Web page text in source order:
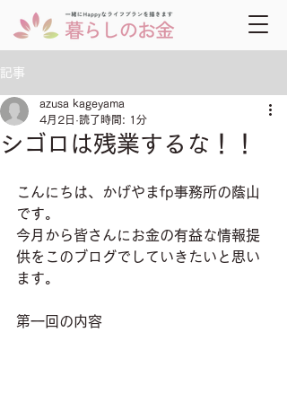
記事
シゴロは残業するな！！
azusa kageyama
4月2日 読了時間: 1分
こんにちは、かげやまfp事務所の蔭山
です。
今月から皆さんにお金の有益な情報提
供をこのブログでしていきたいと思い
ます。
第一回の内容